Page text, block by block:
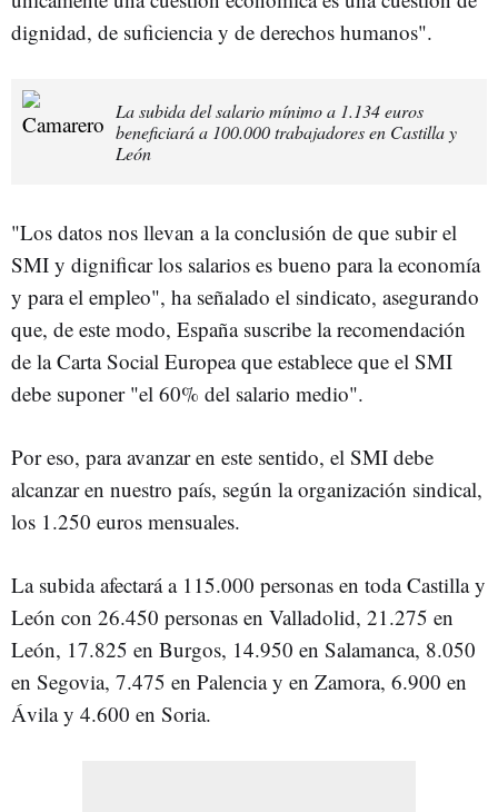
dignidad, de suficiencia y de derechos humanos".
La subida del salario mínimo a 1.134 euros
beneficiará a 100.000 trabajadores en Castilla y
León
"Los datos nos llevan a la conclusión de que subir el
SMI y dignificar los salarios es bueno para la economía
y para el empleo", ha señalado el sindicato, asegurando
que, de este modo, España suscribe la recomendación
de la Carta Social Europea que establece que el SMI
debe suponer "el 60% del salario medio".
Por eso, para avanzar en este sentido, el SMI debe
alcanzar en nuestro país, según la organización sindical,
los 1.250 euros mensuales.
La subida afectará a 115.000 personas en toda Castilla y
León con 26.450 personas en Valladolid, 21.275 en
León, 17.825 en Burgos, 14.950 en Salamanca, 8.050
en Segovia, 7.475 en Palencia y en Zamora, 6.900 en
Ávila y 4.600 en Soria.